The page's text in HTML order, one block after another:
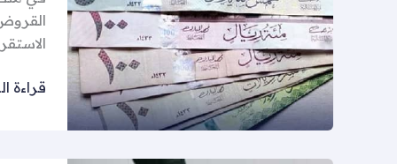
قراءة